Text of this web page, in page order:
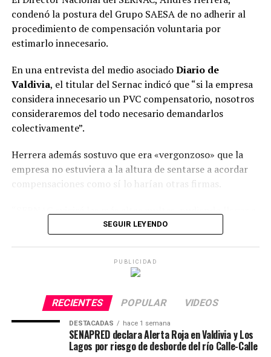
diabetes obesidad e hipertensión, problemas endocrinos,
de libido, se nos echa a perder como todas las
máquinas”, indicó la CEO de Grupo Cetep Claudia
Las empresas que subestiman la importancia de la salud
mental enfrentan costos significativos, tanto en
términos de recursos humanos como financieros. Un
ambiente laboral tóxico, donde el acoso y la presión
trabajadores, sino que también daña la reputación de la
organización y su capacidad para atraer y retener
talento.
Ante esta problemática, la Ley Karin, aprobada en Chile,
se presenta como un hito fundamental para garantizar
la protección de los trabajadores frente al acoso laboral
Inspirada en el trágico caso de Karin, una trabajadora
que se quitó la vida tras sufrir acoso laboral, esta ley
establece medidas claras para prevenir y sancionar el
acoso psicológico en el lugar de trabajo.
condenó la postura del Grupo SAESA de no adherir al
procedimiento de compensación voluntaria por
estimarlo innecesario.
En una entrevista del medio asociadoDiario de
Valdivia, el titular del Sernac indicó que “si la empresa
considera innecesario un PVC compensatorio, nosotros
consideraremos del todo necesario demandarlos
colectivamente”.
Herrera además sostuvo que era «vergonzoso» que la
empresa no estuviera a la altura de sentarse a acordar
compensaciones como sí lo harían otras firmas.
cerca de 38 millones de dólares, y además requerirá las
Saesa esta semana anunció que no se plegaría al
mecanismo compensatorio, pues ya había iniciado
acciones desde el primer día de las emergencias para
compensar a sus clientes.
Post Views: 1.247
SEGUIR LEYENDO
PUBLICIDAD
RECIENTES POPULAR VIDEOS
DESTACADAS hace 1 semana
SENAPRED declara Alerta Roja en Valdivia y Los
Lagos por riesgo de desborde del río Calle-Calle